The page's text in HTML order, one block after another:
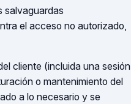
salvaguardas
el acceso no autorizado,
cliente (incluida una sesión
o mantenimiento del
a lo necesario y se